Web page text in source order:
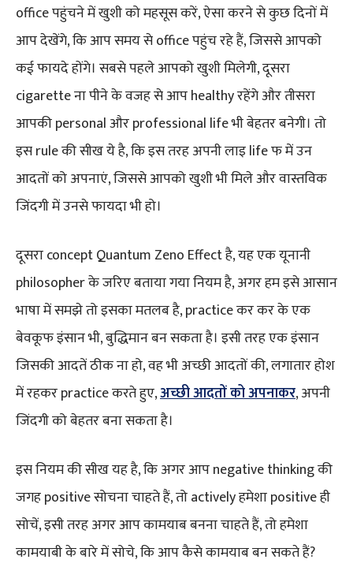
office पहुंचने में खुशी को महसूस करें, ऐसा करने से कुछ दिनों में
आप देखेंगे, कि आप समय से office पहुंच रहे हैं, जिससे आपको
कई फायदे होंगे। सबसे पहले आपको खुशी मिलेगी, दूसरा
cigarette ना पीने के वजह से आप healthy रहेंगे और तीसरा
आपकी personal और professional life भी बेहतर बनेगी। तो
इस rule की सीख ये है, कि इस तरह अपनी लाइ life फ में उन
आदतों को अपनाएं, जिससे आपको खुशी भी मिले और वास्तविक
जिंदगी में उनसे फायदा भी हो।
दूसरा concept Quantum Zeno Effect है, यह एक यूनानी
philosopher के जरिए बताया गया नियम है, अगर हम इसे आसान
भाषा में समझे तो इसका मतलब है, practice कर कर के एक
बेवकूफ इंसान भी, बुद्धिमान बन सकता है। इसी तरह एक इंसान
जिसकी आदतें ठीक ना हो, वह भी अच्छी आदतों की, लगातार होश
में रहकर practice करते हुए,अच्छी आदतों को अपनाकर, अपनी
जिंदगी को बेहतर बना सकता है।
इस नियम की सीख यह है, कि अगर आप negative thinking की
जगह positive सोचना चाहते हैं, तो actively हमेशा positive ही
सोचें, इसी तरह अगर आप कामयाब बनना चाहते हैं, तो हमेशा
कामयाबी के बारे में सोचे, कि आप कैसे कामयाब बन सकते हैं?